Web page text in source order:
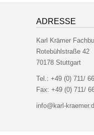
ADRESSE
Karl Krämer
Rotebühlstraße 42
70178 Stuttgart
Tel.: +49 (0) 711/
Fax: +49 (0) 711/
info@karl-